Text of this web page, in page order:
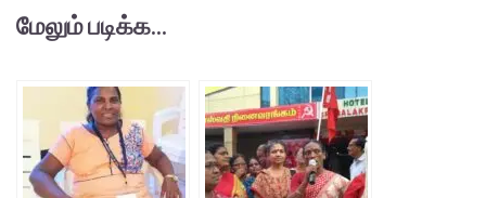
மேலும் படிக்க...